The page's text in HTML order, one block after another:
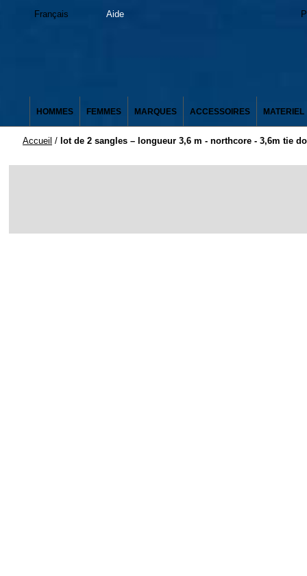
Français Aide
HOMMES FEMMES MARQUES ACCESSOIRES MATERIEL
Accueil / lot de 2 sangles – longueur 3,6 m - northcore - 3,6m tie